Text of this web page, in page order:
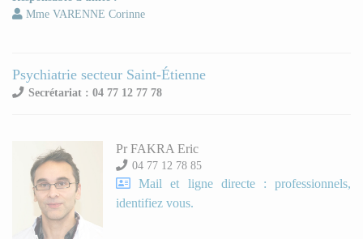
Mme VARENNE Corinne
Psychiatrie secteur Saint-Étienne
Secrétariat : 04 77 12 77 78
Pr FAKRA Eric
04 77 12 78 85
Mail et ligne directe : professionnels,
identifiez vous.